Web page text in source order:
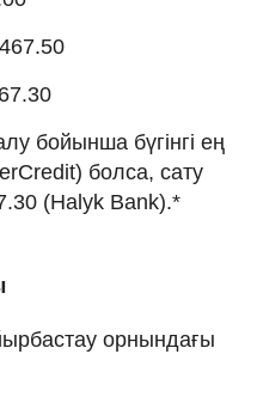
бойынша бүгінгі ең
болса, сату
(Halyk Bank).*
орнындағы